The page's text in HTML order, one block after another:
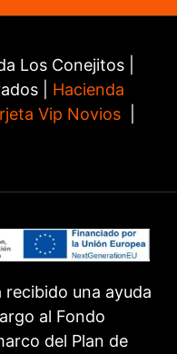
Los Conejitos |
| Hacienda
Vip Novios
recibido una ayuda
al Fondo
del Plan de